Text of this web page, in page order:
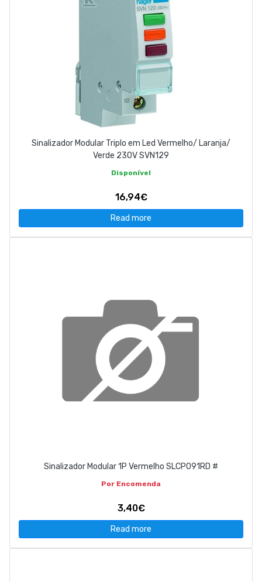
Sinalizador Modular Triplo em Led Vermelho/ Laranja/
Verde 230V SVN129
Disponível
16,94€
Read more
Sinalizador Modular 1P Vermelho SLCP091RD #
Por Encomenda
3,40€
Read more